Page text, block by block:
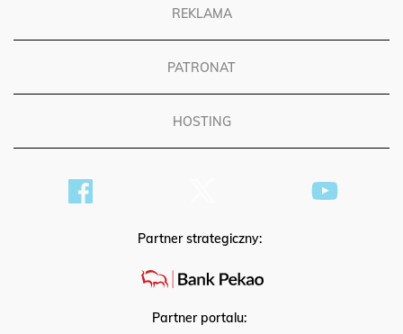
REKLAMA
PATRONAT
HOSTING
Partner strategiczny:
Partner portalu: